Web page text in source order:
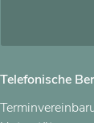
Telefonische